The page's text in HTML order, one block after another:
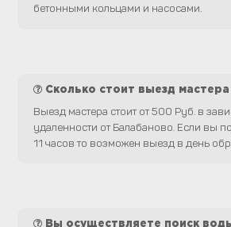
бетонными кольцами и насосами.
Сколько стоит выезд мастера
Выезд мастера стоит от 500 Руб. в
удаленности от Балабаново. Если вы
11 часов то возможен выезд в день
Вы осуществляете поиск